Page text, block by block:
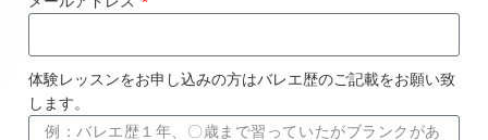
体験レッスンをお申し込みの方はバレエ歴のご記載をお願い致
します。